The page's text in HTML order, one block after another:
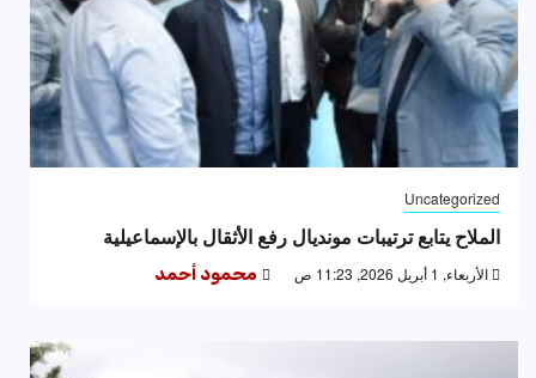
Uncategorized
الملاح يتابع ترتيبات مونديال رفع الأثقال بالإسماعيلية
الأربعاء, 1 أبريل 2026, 11:23 ص محمود أحمد